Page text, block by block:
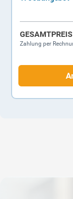
GESAMTPREIS
Zahlung per